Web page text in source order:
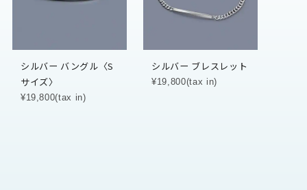
シルバー バングル〈S
サイズ〉
¥19,800(tax in)
シルバー ブレスレット
¥19,800(tax in)